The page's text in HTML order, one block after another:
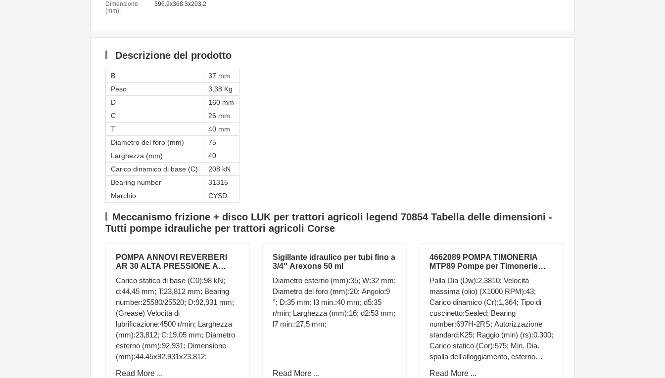
Dimensione
(mm):
596.9x368.3x203.2
Descrizione del prodotto
B
37 mm
Peso
3,38 Kg
D
160 mm
C
26 mm
T
40 mm
Diametro del foro (mm)
75
Larghezza (mm)
40
Carico dinamico di base (C)
208 kN
Bearing number
31315
Marchio
CYSD
Meccanismo frizione + disco LUK per trattori agricoli legend 70854 Tabella delle dimensioni -
Tutti pompe idrauliche per trattori agricoli Corse
POMPA ANNOVI REVERBERI
AR 30 ALTA PRESSIONE A
TRATTORE
Carico statico di base (C0):98 kN;
d:44,45 mm; T:23,812 mm; Bearing
number:25580/25520; D:92,931 mm;
(Grease) Velocità di
lubrificazione:4500 r/min; Larghezza
(mm):23,812; C:19,05 mm; Diametro
esterno (mm):92,931; Dimensione
(mm):44.45x92.931x23.812;
Read More ...
Sigillante idraulico per tubi fino a
3/4'' Arexons 50 ml
Diametro esterno (mm):35; W:32 mm;
Diametro del foro (mm):20; Angolo:9
°; D:35 mm; l3 min.:40 mm; d5:35
r/min; Larghezza (mm):16; d2:53 mm;
l7 min.:27,5 mm;
Read More ...
4662089 POMPA TIMONERIA
MTP89 Pompe per Timonerie
Palla Dia (Dw):2.3810; Velocità
massima (olio) (X1000 RPM):43;
Carico dinamico (Cr):1,364; Tipo di
cuscinetto:Sealed; Bearing
number:697H-2RS; Autorizzazione
standard:K25; Raggio (min) (rs):0.300;
Carico statico (Cor):575; Min. Dia.
spalla dell'alloggiamento, esterno
Read More ...